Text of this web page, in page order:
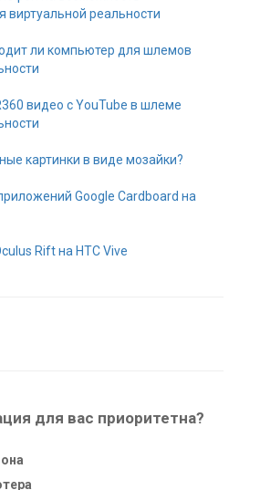
виртуальной реальности
ли компьютер для шлемов
видео с YouTube в шлеме
картинки в виде мозайки?
Google Cardboard на
Rift на HTC Vive
для вас приоритетна?